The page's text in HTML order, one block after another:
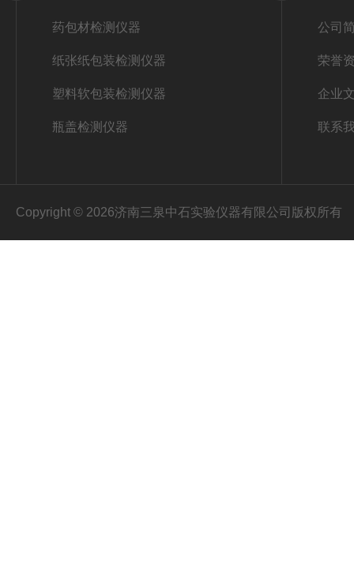
药包材检测仪器
纸张纸包装检测仪器
塑料软包装检测仪器
瓶盖检测仪器
公司
荣誉
企业
联系
Copyright © 2026济南三泉中石实验仪器有限公司版权所有